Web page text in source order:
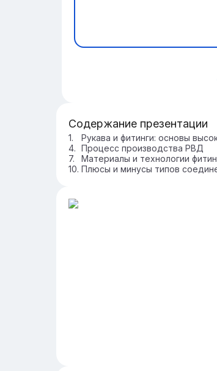
Содержание презентации
Рукава и фитинги: основы
Процесс производства РВД
Материалы и технологии
Плюсы и минусы типов